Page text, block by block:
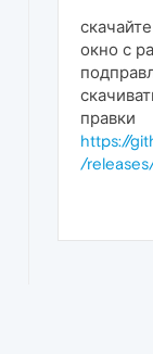
окно с
правки
https://
/